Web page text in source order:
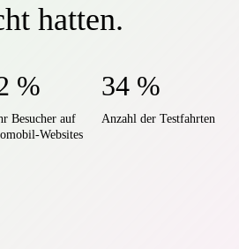
hatten.
%
Besucher auf
Websites
34 %
Anzahl der Testfahrten